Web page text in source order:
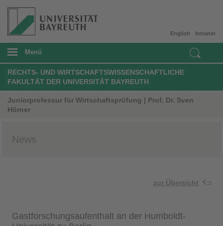
Intranet
English
Menü
RECHTS- UND WIRTSCHAFTSWISSENSCHAFTLICHE
FAKULTÄT DER UNIVERSITÄT BAYREUTH
Juniorprofessur für Wirtschaftsprüfung | Prof. Dr. Sven
Hörner
News
zur Übersicht
Gastforschungsaufenthalt an der Humboldt-